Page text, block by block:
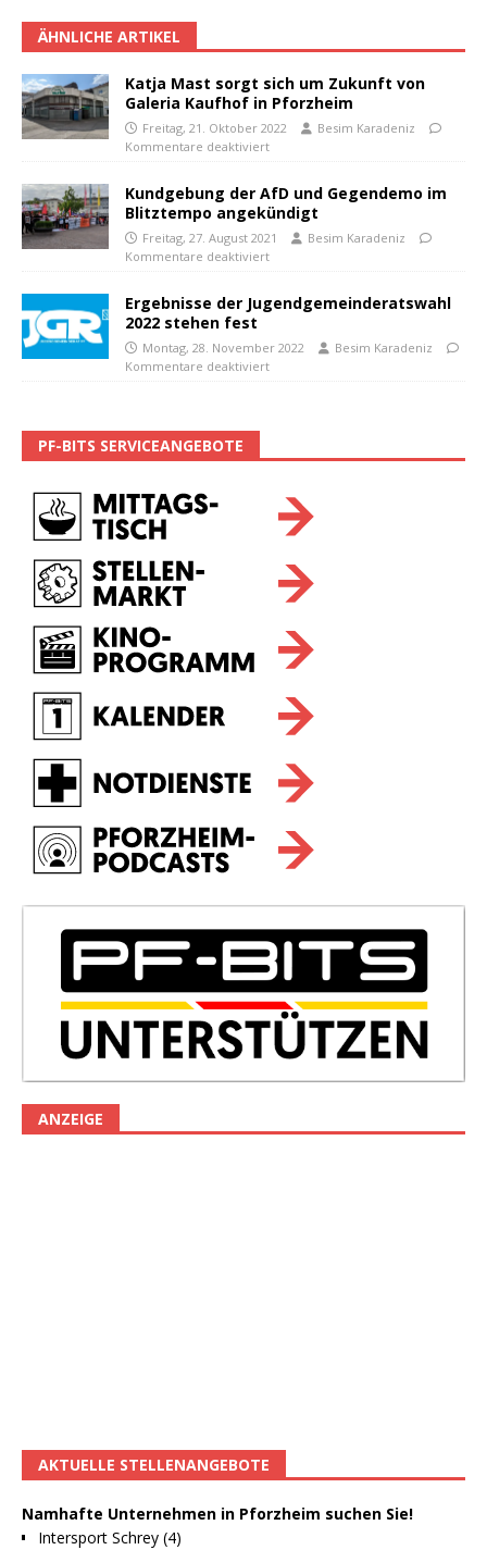
ÄHNLICHE ARTIKEL
Katja Mast sorgt sich um Zukunft von
Galeria Kaufhof in Pforzheim
Freitag, 21. Oktober 2022
Besim Karadeniz
Kommentare deaktiviert
Kundgebung der AfD und Gegendemo im
Blitztempo angekündigt
Freitag, 27. August 2021
Besim Karadeniz
Kommentare deaktiviert
Ergebnisse der Jugendgemeinderatswahl
2022 stehen fest
Montag, 28. November 2022
Besim Karadeniz
Kommentare deaktiviert
PF-BITS SERVICEANGEBOTE
ANZEIGE
AKTUELLE STELLENANGEBOTE
Namhafte Unternehmen in Pforzheim suchen Sie!
Intersport Schrey (4)